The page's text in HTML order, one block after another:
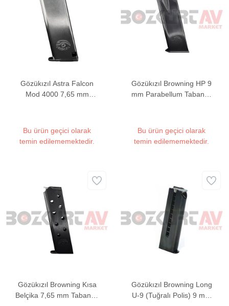
Gözükızıl Astra Falcon
Mod 4000 7,65 mm
Bu ürün geçici olarak
temin edilememektedir.
Gözükızıl Browning HP 9
mm Parabellum Tabanca
Bu ürün geçici olarak
temin edilememektedir.
Gözükızıl Browning Kısa
Belçika 7,65 mm Tabanca
Gözükızıl Browning Long
U-9 (Tuğralı Polis) 9 mm